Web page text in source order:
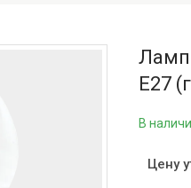
E27
В
Цену